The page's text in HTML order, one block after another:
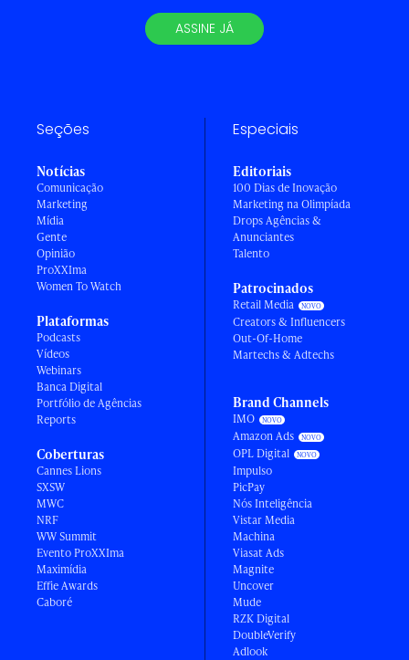
ASSINE JÁ
Seções
Notícias
Comunicação
Marketing
Mídia
Gente
Opinião
ProXXIma
Women To Watch
Plataformas
Podcasts
Vídeos
Webinars
Banca Digital
Portfólio de Agências
Reports
Coberturas
Cannes Lions
SXSW
MWC
NRF
WW Summit
Evento ProXXIma
Maximídia
Effie Awards
Caboré
Especiais
Editoriais
100 Dias de Inovação
Marketing na Olimpíada
Drops Agências &
Anunciantes
Talento
Patrocinados
Retail Media
Creators & Influencers
Out-Of-Home
Martechs & Adtechs
Brand Channels
IMO
Amazon Ads
OPL Digital
Impulso
PicPay
Nós Inteligência
Vistar Media
Machina
Viasat Ads
Magnite
Uncover
Mude
RZK Digital
DoubleVerify
Adlook